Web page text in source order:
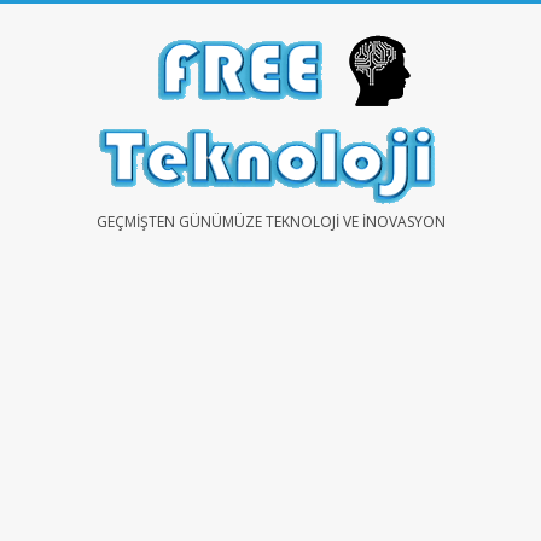
FREEGEÇMIŞTEN GÜNÜMÜZE TEKNOLOJI VE İNOVASYON